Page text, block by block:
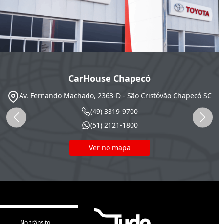
CarHouse Chapecó
Av. Fernando Machado, 2363-D - São Cristóvão Chapecó SC
(49) 3319-9700
(51) 2121-1800
Ver no mapa